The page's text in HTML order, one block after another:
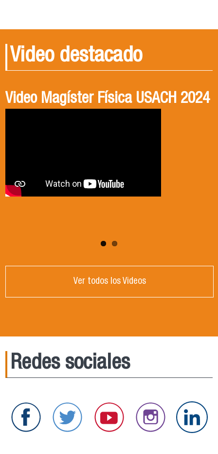
Video destacado
Video Magíster Física USACH 2024
Video Doctorado Física USACH
Ver todos los Videos
Redes sociales